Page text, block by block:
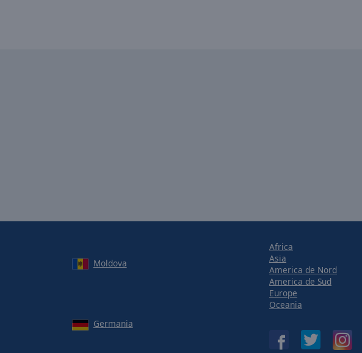
Moldova
Germania
Africa
Asia
America de Nord
America de Sud
Europe
Oceania